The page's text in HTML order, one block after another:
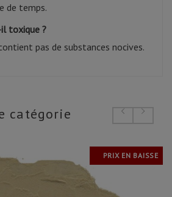
de temps.
toxique ?
pas de substances nocives.
catégorie
PRIX EN BAISSE